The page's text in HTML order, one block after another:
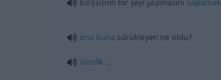
biri(si)nin bir şeyi yapmasını sağlamak
onu buna sürükleyen ne oldu?
üstelik …